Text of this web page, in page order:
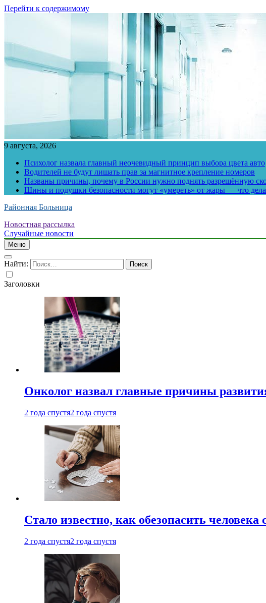
Перейти к содержимому
9 августа, 2026
Психолог назвала главный неочевидный принцип выбора цвета авто
Водителей не будут лишать прав за магнитное крепление номеров
Названы причины, почему в России нужно поднять разрешённую
Шины и подушки безопасности могут «умереть» от жары — что
Районная Больница
Новостная рассылка
Случайные новости
Меню
Найти:
Заголовки
Онколог назвал главные причины
2 года спустя2 года спустя
Стало известно, как обезопасить человека
2 года спустя2 года спустя